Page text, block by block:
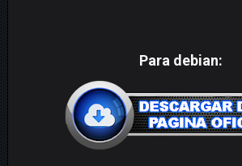
Para debian: